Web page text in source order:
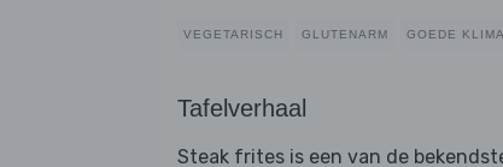
VEGETARISCH GLUTENARM GOEDE
Tafelverhaal
Steak frites is een van de